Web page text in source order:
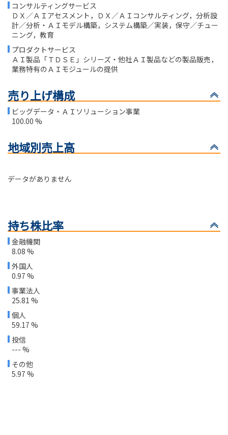
コンサルティングサービス
ＤＸ／ＡＩアセスメント，ＤＸ／ＡＩコンサルティング，分析設
計／分析・ＡＩモデル構築，システム構築／実装，保守／チュー
ニング，教育
プロダクトサービス
ＡＩ製品「ＴＤＳＥ」シリーズ・他社ＡＩ製品などの製品販売，
業務特有のＡＩモジュールの提供
売り上げ構成
ビッグデータ・ＡＩソリューション事業
100.00 %
地域別売上高
データがありません
持ち株比率
金融機関
8.08 %
外国人
0.97 %
事業法人
25.81 %
個人
59.17 %
投信
--- %
その他
5.97 %